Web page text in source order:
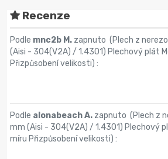
Recenze
Podle mnc2b M. zapnuto (Plech z
(Aisi - 304(V2A) / 1.4301) Plechový plát
Přizpůsobení velikosti) :
Podle alonabeach A. zapnuto (Plech z
mm (Aisi - 304(V2A) / 1.4301) Plechový
míru Přizpůsobení velikosti) :